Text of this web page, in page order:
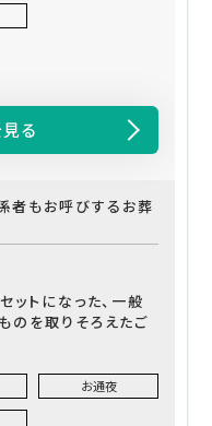
る
者もお呼びするお葬
ットになった、一般
のを取りそろえたご
お通夜